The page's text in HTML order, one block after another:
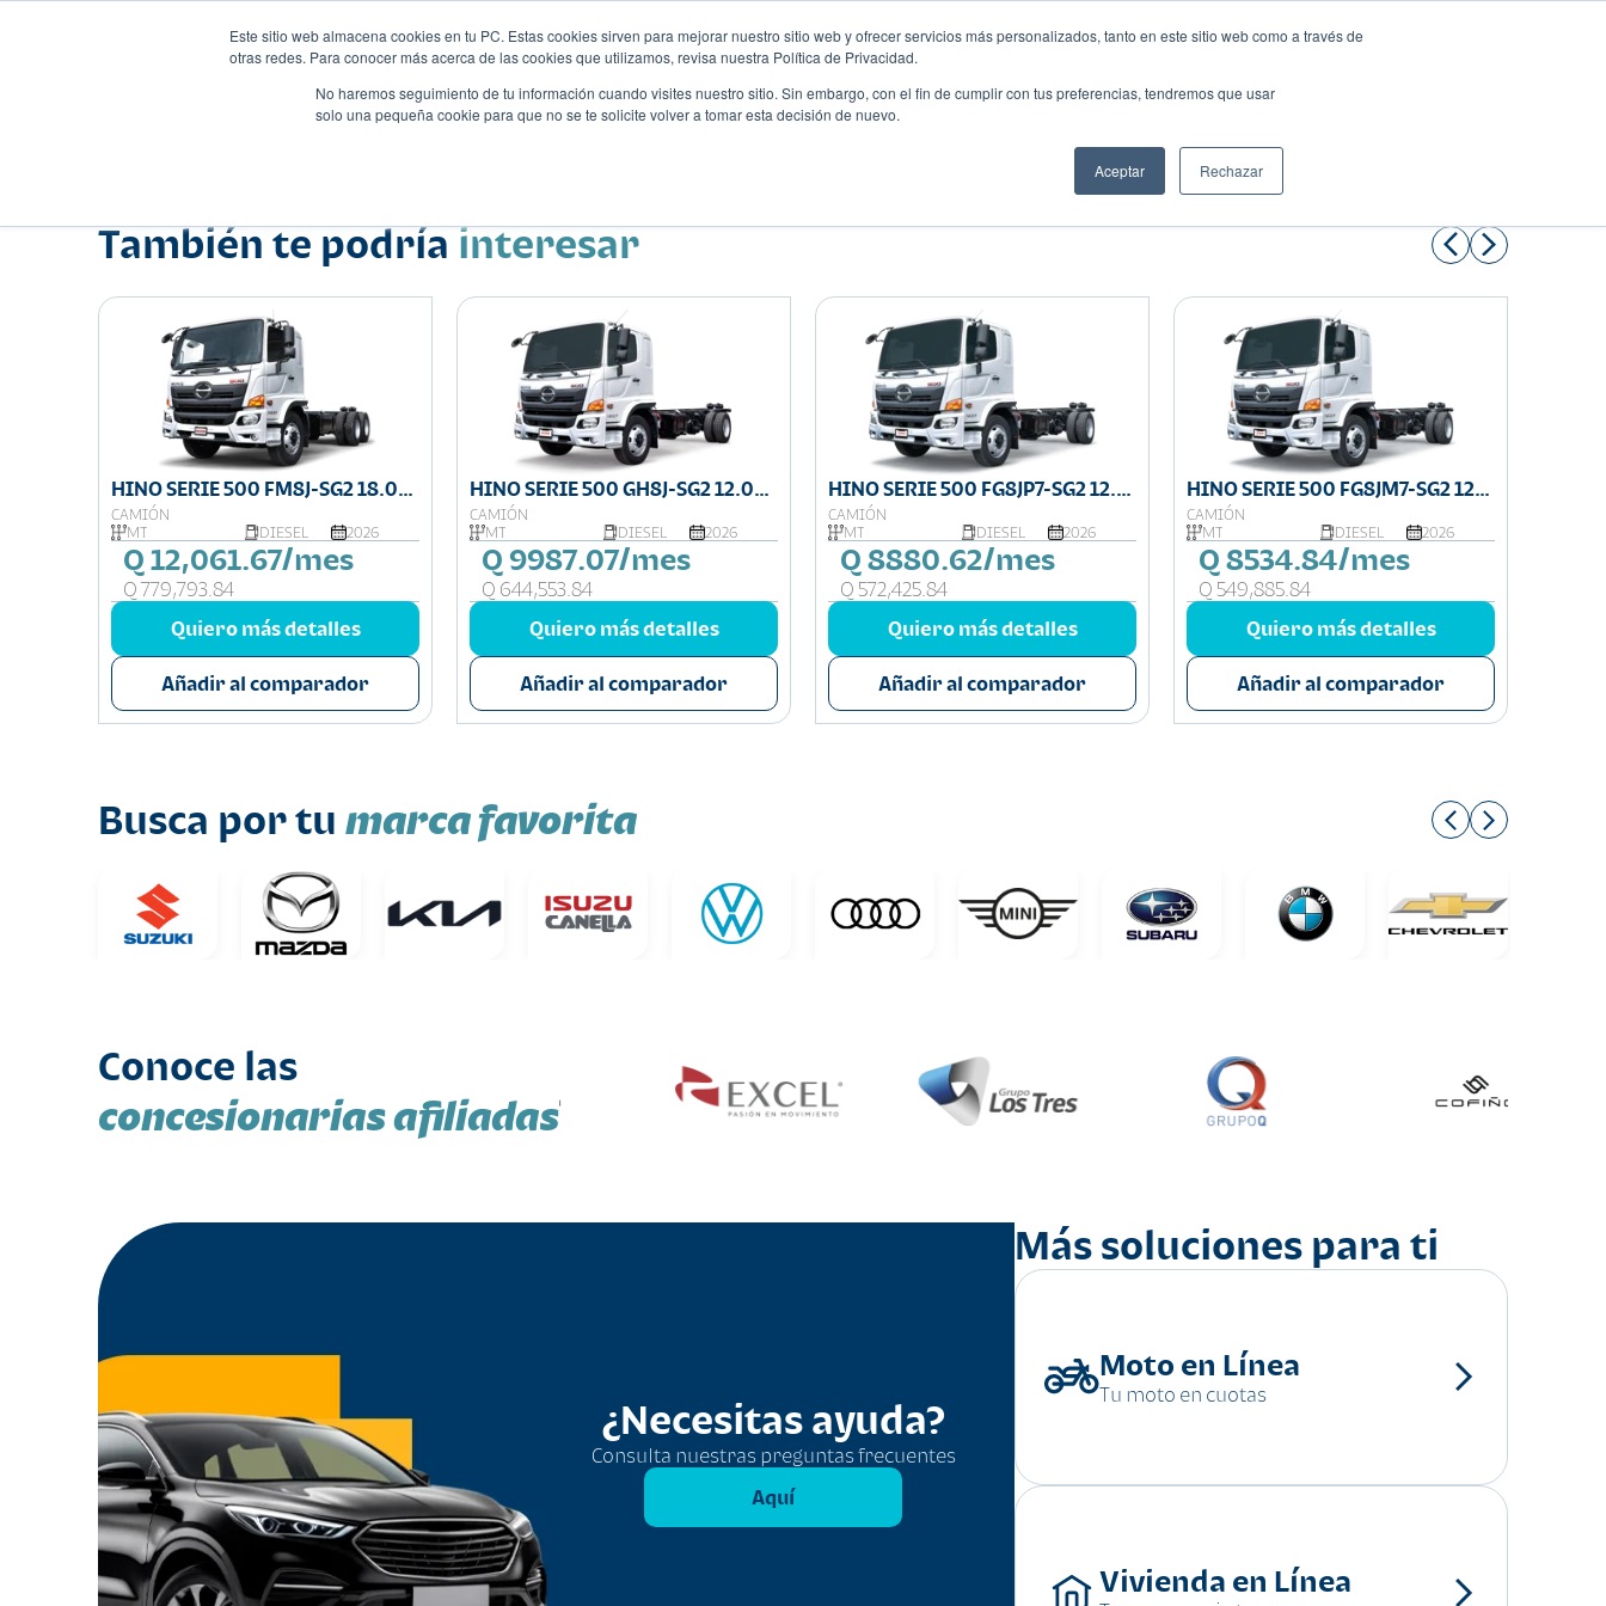
Este sitio web almacena cookies en tu PC. Estas cookies sirven para mejorar nuestro sitio web y ofrecer servicios más personalizados, tanto en este sitio web como a través de
otras redes. Para conocer más acerca de las cookies que utilizamos, revisa nuestra Política de Privacidad.
No haremos seguimiento de tu información cuando visites nuestro sitio. Sin embargo, con el fin de cumplir con tus preferencias, tendremos que usar
solo una pequeña cookie para que no se te solicite volver a tomar esta decisión de nuevo.
Aceptar Rechazar
Compartir:
También te podría interesar
HINO SERIE 500 FM8J-SG2 18.0
TON DE CARGA 6 X 4
CAMIÓN
MT
DIESEL 2026
Q 12,061.67/mes
Q 779,793.84
Quiero más detalles
Añadir al comparador
HINO SERIE 500 GH8J-SG2 12.0
TON DE CARGA
CAMIÓN
MT
DIESEL 2026
Q 9987.07/mes
Q 644,553.84
Quiero más detalles
Añadir al comparador
HINO SERIE 500 FG8JP7-SG2 12.0
TON DE CARGA
CAMIÓN
MT
DIESEL 2026
Q 8880.62/mes
Q 572,425.84
Quiero más detalles
Añadir al comparador
HINO SERIE 500 FG8JM7-SG2 12.0
TON DE CARGA
CAMIÓN
MT
DIESEL 2026
Q 8534.84/mes
Q 549,885.84
Quiero más detalles
Añadir al comparador
Busca por tu marca favorita
Conoce las
concesionarias afiliadas
¿Necesitas ayuda?
Consulta nuestras preguntas frecuentes
Aquí
Más soluciones para ti
Moto en Línea
Tu moto en cuotas
Vivienda en Línea